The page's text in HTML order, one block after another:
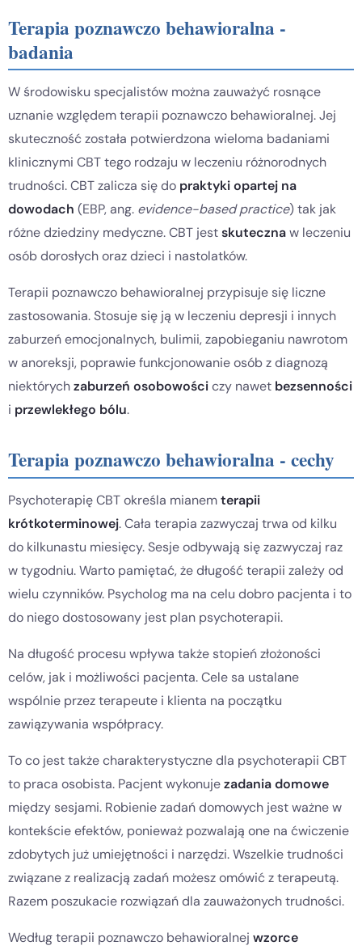
Terapia poznawczo behawioralna -
badania
W środowisku specjalistów można zauważyć rosnące
uznanie względem terapii poznawczo behawioralnej. Jej
skuteczność została potwierdzona wieloma badaniami
klinicznymi CBT tego rodzaju w leczeniu różnorodnych
trudności. CBT zalicza się do praktyki opartej na
dowodach (EBP, ang. evidence-based practice) tak jak
różne dziedziny medyczne. CBT jestskutecznaw leczeniu
osób dorosłych oraz dzieci i nastolatków.
Terapii poznawczo behawioralnej przypisuje się liczne
zastosowania. Stosuje się ją w leczeniu depresji i innych
zaburzeń emocjonalnych, bulimii, zapobieganiu nawrotom
w anoreksji, poprawie funkcjonowanie osób z diagnozą
niektórychzaburzeń osobowościczy nawet bezsenności
i przewlekłego bólu.
Terapia poznawczo behawioralna - cechy
Psychoterapię CBT określa mianemterapii
krótkoterminowej. Cała terapia zazwyczaj trwa od kilku
do kilkunastu miesięcy. Sesje odbywają się zazwyczaj raz
w tygodniu. Warto pamiętać, że długość terapii zależy od
wielu czynników. Psycholog ma na celu dobro pacjenta i to
do niego dostosowany jest plan psychoterapii.
Na długość procesu wpływa także stopień złożoności
celów, jak i możliwości pacjenta. Cele sa ustalane
wspólnie przez terapeute i klienta na początku
zawiązywania współpracy.
To co jest także charakterystyczne dla psychoterapii CBT
to praca osobista. Pacjent wykonujezadania domowe
między sesjami. Robienie zadań domowych jest ważne w
kontekście efektów, ponieważ pozwalają one na ćwiczenie
zdobytych już umiejętności i narzędzi. Wszelkie trudności
związane z realizacją zadań możesz omówić z terapeutą.
Razem poszukacie rozwiązań dla zauważonych trudności.
Według terapii poznawczo behawioralnej wzorce